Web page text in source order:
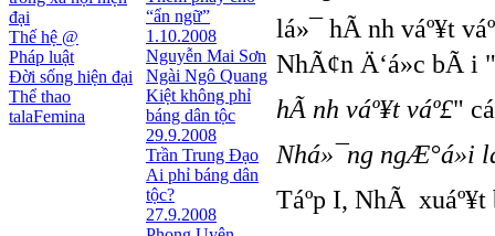
đại
Thế hệ @
Pháp luật
Đời sống hiện đại
Thể thao
talaFemina
“ẩn ngữ”
1.10.2008
Nguyễn Mai Sơn
Ngài Ngô Quang
Kiệt không phỉ
báng dân tộc
29.9.2008
Trần Trung Đạo
Ai phỉ báng dân
tộc?
27.9.2008
lá»¯ hÃ nh váº¥t
NhÃ¢n Ä‘á»c bÃ i "
hÃ nh váº¥t váº£"
Nhá»¯ng ngÆ°á»i
Táº­p I, NhÃ